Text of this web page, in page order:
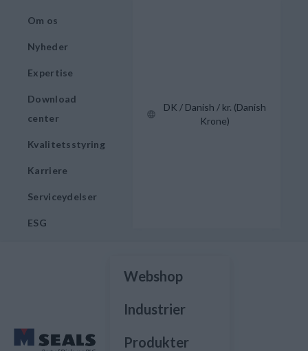
Om os
Nyheder
Expertise
Download
center
Kvalitetsstyring
Karriere
Serviceydelser
ESG
DK / Danish / kr. (Danish
Krone)
Webshop
Industrier
Produkter